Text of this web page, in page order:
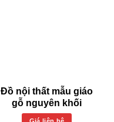
Đồ nội thất mẫu giáo
gỗ nguyên khối